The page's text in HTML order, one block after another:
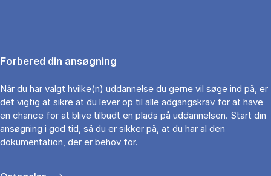
Forbered din ansøgning
Når du har valgt hvilke(n) uddannelse du gerne vil søge ind på, er
det vigtig at sikre at du lever op til alle adgangskrav for at have
en chance for at blive tilbudt en plads på uddannelsen. Start din
ansøgning i god tid, så du er sikker på, at du har al den
dokumentation, der er behov for.